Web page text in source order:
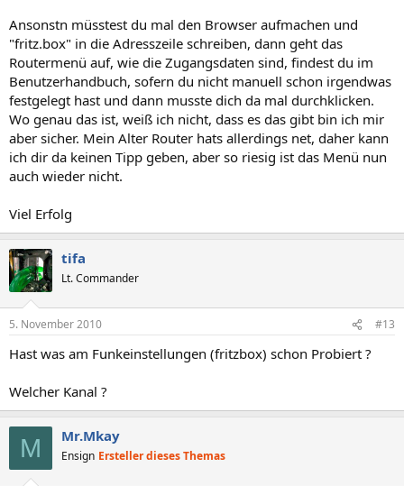
Ansonstn müsstest du mal den Browser aufmachen und
"fritz.box" in die Adresszeile schreiben, dann geht das
Routermenü auf, wie die Zugangsdaten sind, findest du im
Benutzerhandbuch, sofern du nicht manuell schon irgendwas
festgelegt hast und dann musste dich da mal durchklicken.
Wo genau das ist, weiß ich nicht, dass es das gibt bin ich mir
aber sicher. Mein Alter Router hats allerdings net, daher kann
ich dir da keinen Tipp geben, aber so riesig ist das Menü nun
auch wieder nicht.
Viel Erfolg
tifa
Lt. Commander
5. November 2010 #13
Hast was am Funkeinstellungen (fritzbox) schon Probiert ?
Welcher Kanal ?
M Mr.Mkay
Ensign Ersteller dieses Themas